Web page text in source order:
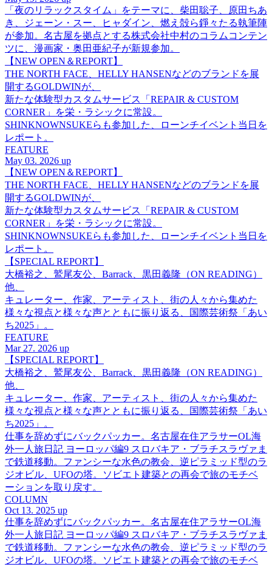
「夜のリラックスタイム」をテーマに、柴田聡子、原田ちあ
き、ジェーン・スー、ヒャダイン、燃え殻ら錚々たる執筆陣
が参加。名古屋を拠点とする株式会社中村のコラムコンテン
ツに、漫画家・奥田亜紀子が新規参加。
【NEW OPEN＆REPORT】
THE NORTH FACE、HELLY HANSENなどのブランドを展
開するGOLDWINが、
新たな体験型カスタムサービス「REPAIR & CUSTOM
CORNER」を栄・ラシックに常設。
SHINKNOWNSUKEらも参加した、ローンチイベント当日を
レポート。
FEATURE
May 03. 2026 up
【NEW OPEN＆REPORT】
THE NORTH FACE、HELLY HANSENなどのブランドを展
開するGOLDWINが、
新たな体験型カスタムサービス「REPAIR & CUSTOM
CORNER」を栄・ラシックに常設。
SHINKNOWNSUKEらも参加した、ローンチイベント当日を
レポート。
【SPECIAL REPORT】
大橋裕之、鷲尾友公、Barrack、黒田義隆（ON READING）
他、
キュレーター、作家、アーティスト、街の人々から集めた
様々な視点と様々な声とともに振り返る、国際芸術祭「あい
ち2025」。
FEATURE
Mar 27. 2026 up
【SPECIAL REPORT】
大橋裕之、鷲尾友公、Barrack、黒田義隆（ON READING）
他、
キュレーター、作家、アーティスト、街の人々から集めた
様々な視点と様々な声とともに振り返る、国際芸術祭「あい
ち2025」。
仕事を辞めずにバックパッカー。名古屋在住アラサーOL海
外一人旅日記 ヨーロッパ編9 スロバキア・ブラチスラヴァま
で鉄道移動。ファンシーな水色の教会、逆ピラミッド型のラ
ジオビル、UFOの塔。ソビエト建築との再会で旅のモチベ
ーションを取り戻す。
COLUMN
Oct 13. 2025 up
仕事を辞めずにバックパッカー。名古屋在住アラサーOL海
外一人旅日記 ヨーロッパ編9 スロバキア・ブラチスラヴァま
で鉄道移動。ファンシーな水色の教会、逆ピラミッド型のラ
ジオビル、UFOの塔。ソビエト建築との再会で旅のモチベ